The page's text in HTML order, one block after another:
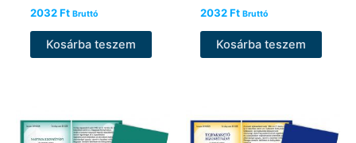
2032Ft Bruttó
Kosárba teszem
2032Ft Bruttó
Kosárba teszem